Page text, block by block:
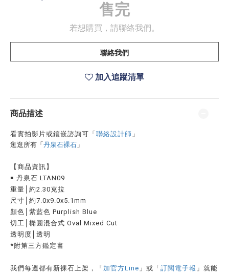
售完
若想購買，請聯絡我們。
聯絡我們
加入追蹤清單
商品描述
看實拍影片或鑲嵌諮詢可 「 聯絡設計師 」
逛逛所有「 丹泉石裸石 」
【商品資訊】
￭ 丹泉石 LTAN09
重量│約2.30克拉
尺寸│約7.0x9.0x5.1mm
顏色│紫藍色 Purplish Blue
切工│橢圓混合式 Oval Mixed Cut
透明度│透明
*附第三方鑑定書
我們每週都有新裸石上架，「 加官方Line 」或「 訂閱電子報 」就能